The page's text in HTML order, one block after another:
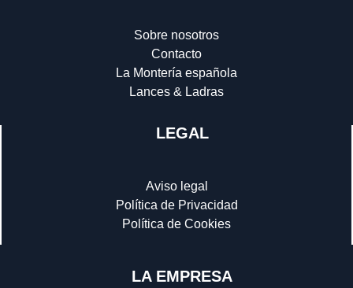
Sobre nosotros
Contacto
La Montería española
Lances & Ladras
LEGAL
Aviso legal
Política de Privacidad
Política de Cookies
LA EMPRESA